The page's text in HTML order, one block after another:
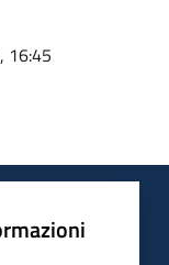
16:45